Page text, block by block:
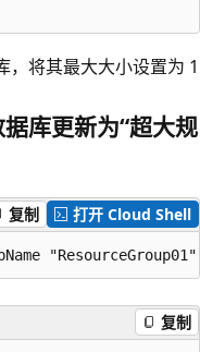
将其最大大小设置为 1
库更新为“超大规
复制 打开 Cloud Shell
复制